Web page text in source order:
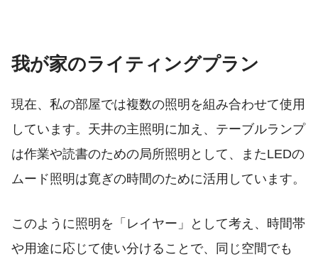
我が家のライティングプラン
現在、私の部屋では複数の照明を組み合わせて使用
しています。天井の主照明に加え、テーブルランプ
は作業や読書のための局所照明として、またLEDの
ムード照明は寛ぎの時間のために活用しています。
このように照明を「レイヤー」として考え、時間帯
や用途に応じて使い分けることで、同じ空間でも